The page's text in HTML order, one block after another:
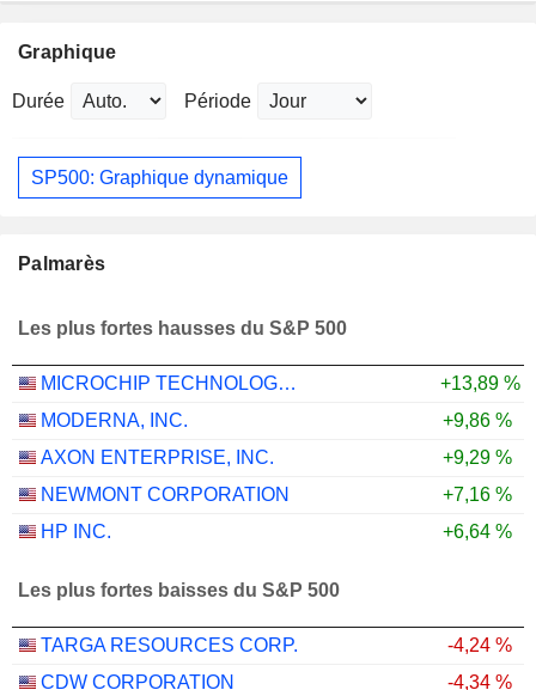
Graphique
Durée Période
SP500: Graphique dynamique
Palmarès
Les plus fortes hausses du S&P 500
MICROCHIP TECHNOLOGY INCORPORATED
+13,89 %
MODERNA, INC.
+9,86 %
AXON ENTERPRISE, INC.
+9,29 %
NEWMONT CORPORATION
+7,16 %
HP INC.
+6,64 %
Les plus fortes baisses du S&P 500
TARGA RESOURCES CORP.
-4,24 %
CDW CORPORATION
-4,34 %